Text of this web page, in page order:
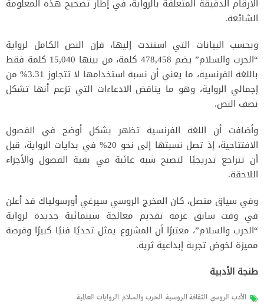
الأرقام الدقيقة المتعلقة بالرواية، في إطار تصحيح هذه المعلومة
الشائعة.
وبحسب البيانات التي استندت إليها، فإن النص الكامل لرواية
“الحرب والسلام” يضم 478,458 كلمة، من بينها 15,040 كلمة فقط
باللغة الفرنسية، ما يعني أن نسبة استخدامها لا تتجاوز 3.31% من
إجمالي الرواية، وهو ما يناقض الادعاءات التي تزعم أنها تشكل
نصف النص.
وأضافت أن اللغة الفرنسية تظهر بشكل أوضح في الفصول
الافتتاحية، إذ تصل نسبتها إلى نحو 20% في بدايات الرواية، قبل
أن تتراجع تدريجيًا لتصبح شبه غائبة في بقية الفصول والأجزاء
اللاحقة.
وفي سياق متصل، كان المخرج الروسي سيرغي أورسولياك قد أعلن
في وقت سابق عزمه تقديم معالجة سينمائية جديدة لرواية
“الحرب والسلام”، معتبرًا أن المشروع يمثل تحديًا فنيًا كبيرًا وفرصة
مميزة لخوض تجربة إبداعية ثرية.
طنجة الأدبية
الأدب الروسي الثقافة الروسية الحرب والسلام الروايات العالمية